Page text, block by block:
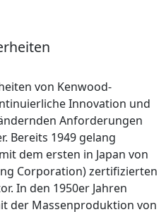
von Kenwood-
Innovation und
Anforderungen
Bereits 1949 gelang
dem ersten in Japan von
Corporation) zertifizierten
In den 1950er Jahren
der Massenproduktion von